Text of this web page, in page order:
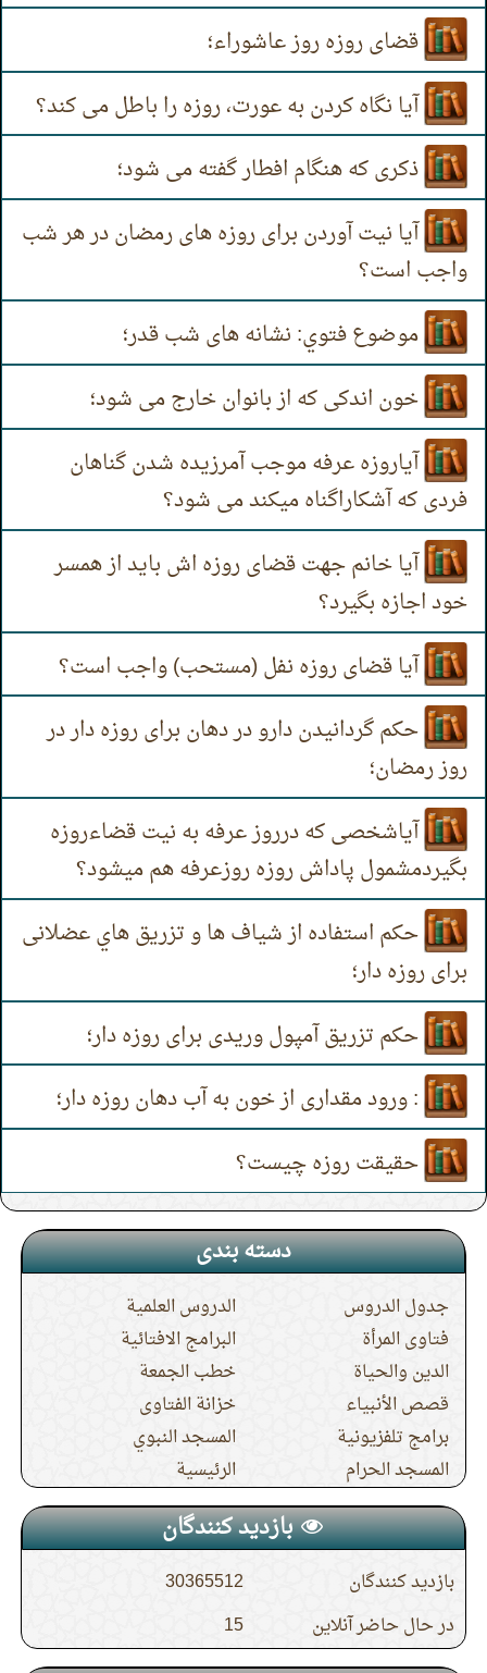
قضای روزه روز عاشوراء؛
آیا نگاه کردن به عورت، روزه را باطل می کند؟
ذکری که هنگام افطار گفته می شود؛
آیا نیت آوردن برای روزه های رمضان در هر شب
واجب است؟
موضوع فتوي: نشانه های شب قدر؛
خون اندکی که از بانوان خارج می شود؛
آياروزه عرفه موجب آمرزیده شدن گناهان
فردی که آشکاراگناه میکند می شود؟
آیا خانم جهت قضای روزه اش باید از همسر
خود اجازه بگیرد؟
آیا قضای روزه نفل (مستحب) واجب است؟
حكم گردانیدن دارو در دهان برای روزه دار در
روز رمضان؛
آیاشخصی که درروز عرفه به نیت قضاءروزه
بگیردمشمول پاداش روزه روزعرفه هم میشود؟
حكم استفاده از شیاف ها و تزریق هاي عضلانی
برای روزه دار؛
حکم تزریق آمپول وریدی برای روزه دار؛
: ورود مقداری از خون به آب دهان روزه دار؛
حقیقت روزه چیست؟
دسته بندی
جدول الدروس
الدروس العلمية
فتاوى المرأة
البرامج الافتائية
الدين والحياة
خطب الجمعة
قصص الأنبياء
خزانة الفتاوى
برامج تلفزيونية
المسجد النبوي
المسجد الحرام
الرئيسية
بازدید کنندگان
بازدید کنندگان
30365512
در حال حاضر آنلاین
15